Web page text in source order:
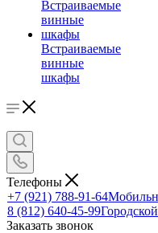
Встраиваемые
винные
шкафы
Телефоны
+7 (921) 788-91-64
8 (812) 640-45-99
Заказать звонок